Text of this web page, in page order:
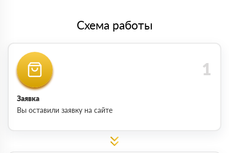
Схема работы
Заявка
Вы оставили заявку на сайте